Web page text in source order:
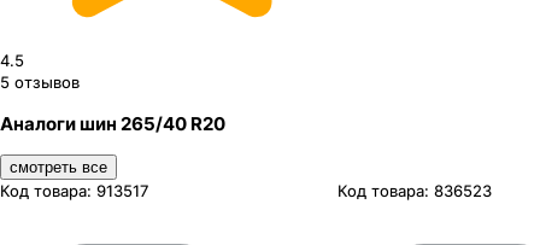
4.5
5 отзывов
Аналоги шин 265/40 R20
смотреть все
Код товара: 913517 Код товара: 836523